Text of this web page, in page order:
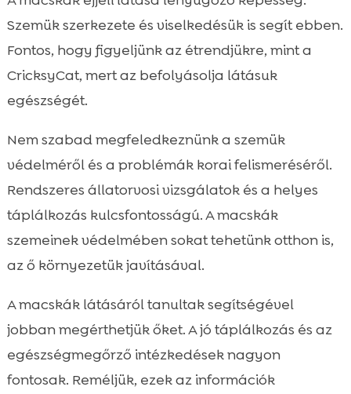
Szemük szerkezete és viselkedésük is segít ebben.
Fontos, hogy figyeljünk az étrendjükre, mint a
CricksyCat, mert az befolyásolja látásuk
egészségét.
Nem szabad megfeledkeznünk a szemük
védelméről és a problémák korai felismeréséről.
Rendszeres állatorvosi vizsgálatok és a helyes
táplálkozás kulcsfontosságú. A macskák
szemeinek védelmében sokat tehetünk otthon is,
az ő környezetük javításával.
A macskák látásáról tanultak segítségével
jobban megérthetjük őket. A jó táplálkozás és az
egészségmegőrző intézkedések nagyon
fontosak. Reméljük, ezek az információk